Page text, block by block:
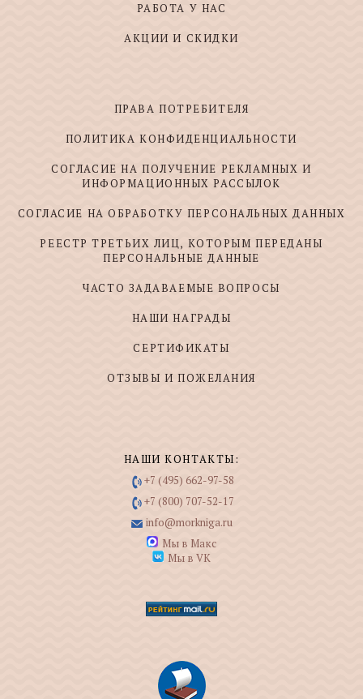
РАБОТА У НАС
АКЦИИ И СКИДКИ
ПРАВА ПОТРЕБИТЕЛЯ
ПОЛИТИКА КОНФИДЕНЦИАЛЬНОСТИ
СОГЛАСИЕ НА ПОЛУЧЕНИЕ РЕКЛАМНЫХ И
ИНФОРМАЦИОННЫХ РАССЫЛОК
СОГЛАСИЕ НА ОБРАБОТКУ ПЕРСОНАЛЬНЫХ ДАННЫХ
РЕЕСТР ТРЕТЬИХ ЛИЦ, КОТОРЫМ ПЕРЕДАНЫ
ПЕРСОНАЛЬНЫЕ ДАННЫЕ
ЧАСТО ЗАДАВАЕМЫЕ ВОПРОСЫ
НАШИ НАГРАДЫ
СЕРТИФИКАТЫ
ОТЗЫВЫ И ПОЖЕЛАНИЯ
НАШИ КОНТАКТЫ:
+7 (495) 662-97-58
+7 (800) 707-52-17
info@morkniga.ru
Мы в Макс
Мы в VK